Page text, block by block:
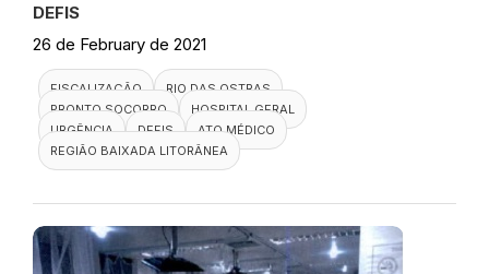
DEFIS
26 de February de 2021
FISCALIZAÇÃO
RIO DAS OSTRAS
PRONTO SOCORRO
HOSPITAL GERAL
URGÊNCIA
DEFIS
ATO MÉDICO
REGIÃO BAIXADA LITORÂNEA